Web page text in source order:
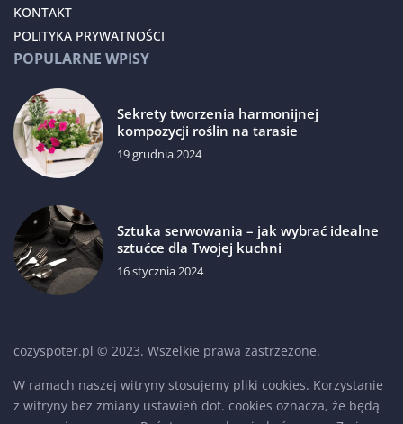
KONTAKT
POLITYKA PRYWATNOŚCI
POPULARNE WPISY
Sekrety tworzenia harmonijnej
kompozycji roślin na tarasie
19 grudnia 2024
Sztuka serwowania – jak wybrać idealne
sztućce dla Twojej kuchni
16 stycznia 2024
cozyspoter.pl © 2023. Wszelkie prawa zastrzeżone.
W ramach naszej witryny stosujemy pliki cookies. Korzystanie
z witryny bez zmiany ustawień dot. cookies oznacza, że będą